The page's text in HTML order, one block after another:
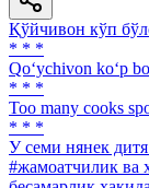
Қўйчивон кўп
* * *
Qo‘ychivon ko‘p
* * *
Too many cooks
* * *
У семи нянек дитя
#жамоатчилик ва